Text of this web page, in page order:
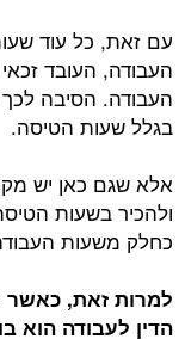
עם זאת, כל עוד
העבודה, העובד
העבודה. הסיבה
בגלל שעות הטיסה.
אלא שגם כאן יש
ולהכיר בשעות
כחלק משעות
למרות זאת, כאשר
הדין לעבודה הוא